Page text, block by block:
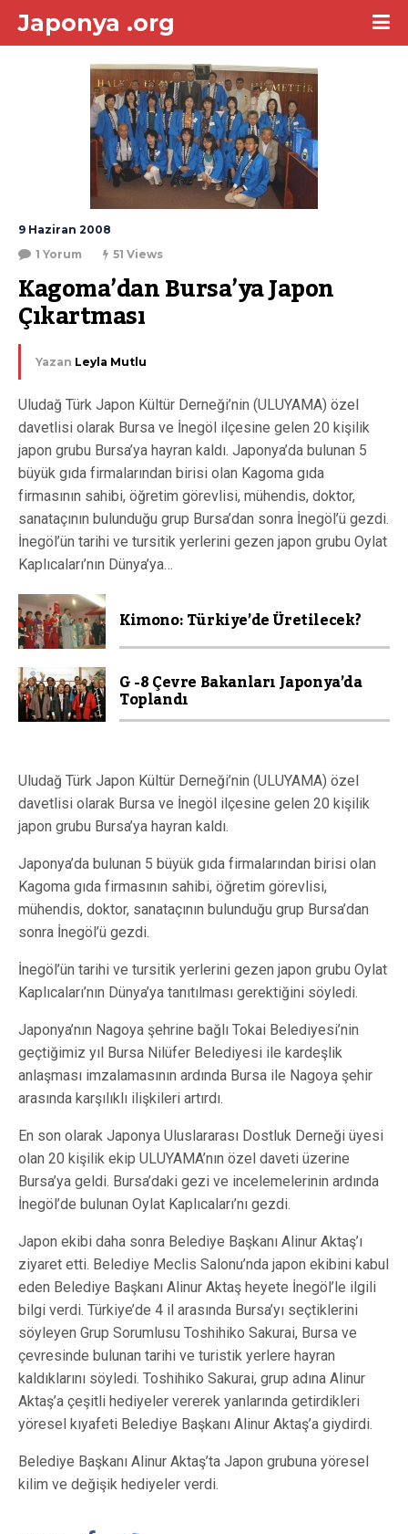
Japonya .org
9 Haziran 2008
1 Yorum
51 Views
Kagoma’dan Bursa’ya Japon
Çıkartması
Yazan Leyla Mutlu
Uludağ Türk Japon Kültür Derneği’nin (ULUYAMA) özel
davetlisi olarak Bursa ve İnegöl ilçesine gelen 20 kişilik
japon grubu Bursa’ya hayran kaldı. Japonya’da bulunan 5
büyük gıda firmalarından birisi olan Kagoma gıda
firmasının sahibi, öğretim görevlisi, mühendis, doktor,
sanataçının bulunduğu grup Bursa’dan sonra İnegöl’ü gezdi.
İnegöl’ün tarihi ve tursitik yerlerini gezen japon grubu Oylat
Kaplıcaları’nın Dünya’ya…
Kimono: Türkiye’de Üretilecek?
G -8 Çevre Bakanları Japonya’da
Toplandı
Uludağ Türk Japon Kültür Derneği’nin (ULUYAMA) özel
davetlisi olarak Bursa ve İnegöl ilçesine gelen 20 kişilik
japon grubu Bursa’ya hayran kaldı.
Japonya’da bulunan 5 büyük gıda firmalarından birisi olan
Kagoma gıda firmasının sahibi, öğretim görevlisi,
mühendis, doktor, sanataçının bulunduğu grup Bursa’dan
sonra İnegöl’ü gezdi.
İnegöl’ün tarihi ve tursitik yerlerini gezen japon grubu Oylat
Kaplıcaları’nın Dünya’ya tanıtılması gerektiğini söyledi.
Japonya’nın Nagoya şehrine bağlı Tokai Belediyesi’nin
geçtiğimiz yıl Bursa Nilüfer Belediyesi ile kardeşlik
anlaşması imzalamasının ardında Bursa ile Nagoya şehir
arasında karşılıklı ilişkileri artırdı.
En son olarak Japonya Uluslararası Dostluk Derneği üyesi
olan 20 kişilik ekip ULUYAMA’nın özel daveti üzerine
Bursa’ya geldi. Bursa’daki gezi ve incelemelerinin ardında
İnegöl’de bulunan Oylat Kaplıcaları’nı gezdi.
Japon ekibi daha sonra Belediye Başkanı Alinur Aktaş’ı
ziyaret etti. Belediye Meclis Salonu’nda japon ekibini kabul
eden Belediye Başkanı Alinur Aktaş heyete İnegöl’le ilgili
bilgi verdi. Türkiye’de 4 il arasında Bursa’yı seçtiklerini
söyleyen Grup Sorumlusu Toshihiko Sakurai, Bursa ve
çevresinde bulunan tarihi ve turistik yerlere hayran
kaldıklarını söyledi. Toshihiko Sakurai, grup adına Alinur
Aktaş’a çeşitli hediyeler vererek yanlarında getirdikleri
yöresel kıyafeti Belediye Başkanı Alinur Aktaş’a giydirdi.
Belediye Başkanı Alinur Aktaş’ta Japon grubuna yöresel
kilim ve değişik hediyeler verdi.